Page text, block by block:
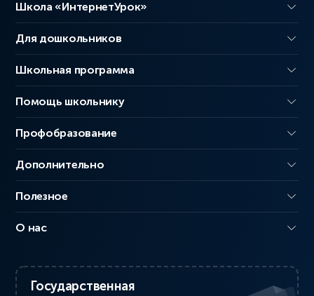
Школа «ИнтернетУрок»
Для дошкольников
Школьная программа
Помощь школьнику
Профобразование
Дополнительно
Полезное
О нас
Государственная